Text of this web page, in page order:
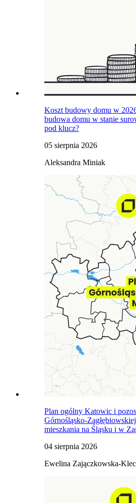
Koszt budowy domu w
budowa domu w stanie
pod klucz?
05 sierpnia 2026
Aleksandra Miniak
Plan ogólny Katowic i
Górnośląsko-
mieszkania na Śląsku i w
04 sierpnia 2026
Ewelina Zajączkowska-Klec